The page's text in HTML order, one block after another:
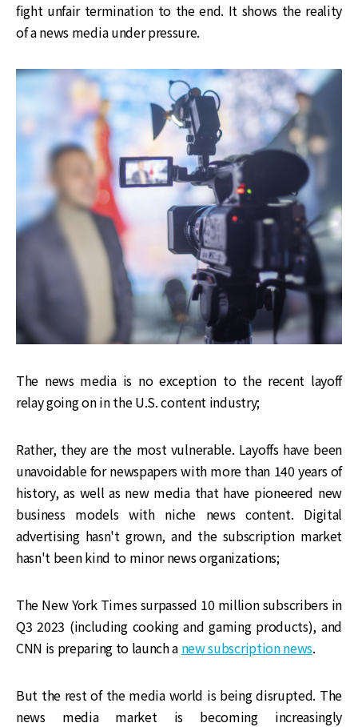
fight unfair termination to the end. It shows the reality
of a news media under pressure.
The news media is no exception to the recent layoff
relay going on in the U.S. content industry;
Rather, they are the most vulnerable. Layoffs have been
unavoidable for newspapers with more than 140 years of
history, as well as new media that have pioneered new
business models with niche news content. Digital
advertising hasn't grown, and the subscription market
hasn't been kind to minor news organizations;
The New York Times surpassed 10 million subscribers in
Q3 2023 (including cooking and gaming products), and
CNN is preparing to launch a new subscription news.
But the rest of the media world is being disrupted. The
news media market is becoming increasingly